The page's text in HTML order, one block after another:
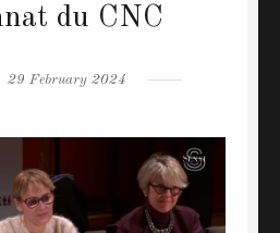
du CNC
Posted
29 February 2024